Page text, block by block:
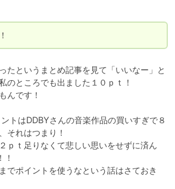
たというまとめ記事を見て「いいなー」と
のところでも出ました１０ｐｔ！
んです！
トはDDBYさんの音楽作品の買いすぎで８
それはつまり！
ｐｔ足りなくて悲しい思いをせずに済ん
でポイントを使うなという話はさておき